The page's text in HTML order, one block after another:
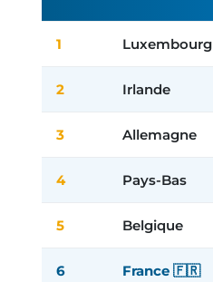
1 Luxembourg
2 Irlande
3 Allemagne
4 Pays-Bas
5 Belgique
6 France 🇫🇷